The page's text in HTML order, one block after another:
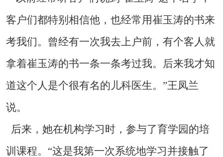
客户们都特别相信他，也经常用崔玉涛的书来
考我们。曾经有一次我去上户前，有个客人就
拿着崔玉涛的书一条一条考过我。后来我才知
道这个人是个很有名的儿科医生。”王凤兰
说。
后来，她在机构学习时，参与了育学园的培
训课程。“这是我第一次系统地学习并接触了